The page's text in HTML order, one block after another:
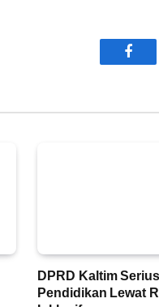
DPRD Kaltim
Pendidikan Lewat